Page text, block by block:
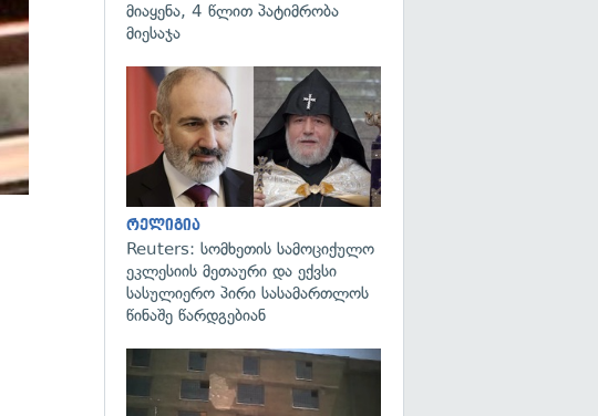
მიაყენა, 4 წლით პატიმრობა
მიესაჯა
რელიგია
Reuters: სომხეთის სამოციქულო
ეკლესიის მეთაური და ექვსი
სასულიერო პირი სასამართლოს
წინაშე წარდგებიან